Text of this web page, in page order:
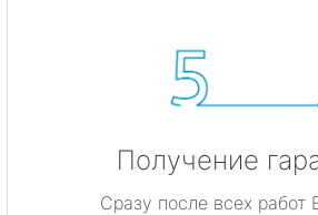
Получение
Сразу после всех работ